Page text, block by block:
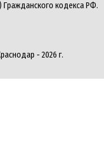
кодекса РФ.
- 2026 г.